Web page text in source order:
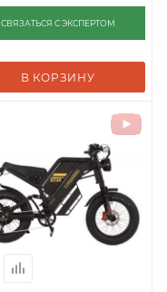
СВЯЗАТЬСЯ С ЭКСПЕРТОМ
В КОРЗИНУ